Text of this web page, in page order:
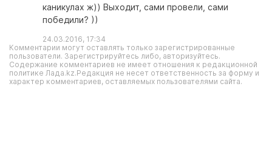
каникулах ж)) Выходит, сами провели, сами
победили? ))
24.03.2016, 17:34
Комментарии могут оставлять только зарегистрированные
пользователи. Зарегистрируйтесь либо, авторизуйтесь.
Содержание комментариев не имеет отношения к редакционной
политике Лада.kz.Редакция не несет ответственность за форму и
характер комментариев, оставляемых пользователями сайта.